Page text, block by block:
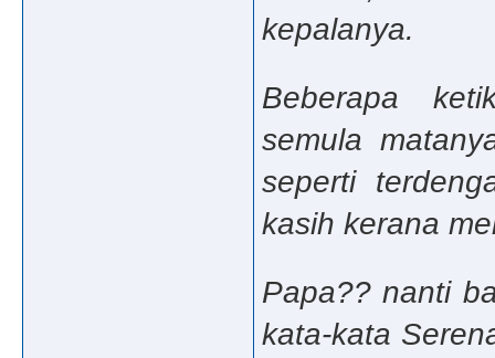
kepalanya.
Beberapa
semula
seperti
kasih kerana
Papa?? nanti
kata-kata